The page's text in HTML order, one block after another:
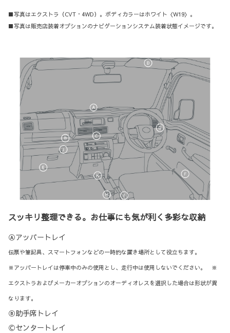
■写真はエクストラ（CVT・4WD）。ボディカラーはホワイト〈W19〉。
■写真は販売店装着オプションのナビゲーションシステム装着状態イメージです。
スッキリ整理できる。お仕事にも気が利く多彩な収納
Ⓐアッパートレイ
伝票や筆記具、スマートフォンなどの一時的な置き場所として役立ちます。
※アッパートレイは停車中のみの使用とし、走行中は使用しないでください。 ※
エクストラおよびメーカーオプションのオーディオレスを選択した場合は形状が異
なります。
Ⓑ助手席トレイ
Ⓒセンタートレイ